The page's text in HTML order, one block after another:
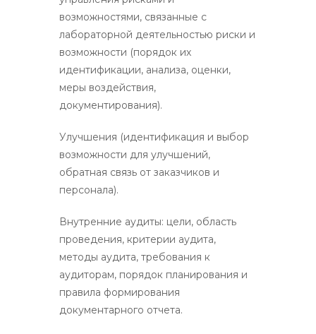
возможностями, связанные с
лабораторной деятельностью риски и
возможности (порядок их
идентификации, анализа, оценки,
меры воздействия,
документирования).
Улучшения (идентификация и выбор
возможности для улучшений,
обратная связь от заказчиков и
персонала).
Внутренние аудиты: цели, область
проведения, критерии аудита,
методы аудита, требования к
аудиторам, порядок планирования и
правила формирования
документарного отчета.